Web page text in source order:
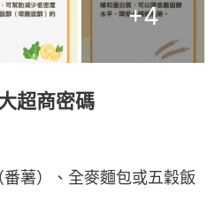
+4
超商密碼
薯）、全麥麵包或五穀飯